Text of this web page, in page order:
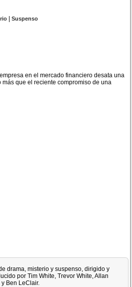
|Suspenso
en el mercado financiero desata una
que el reciente compromiso de una
drama, misterio y suspenso, dirigido y
por Tim White, Trevor White, Allan
Ben LeClair.